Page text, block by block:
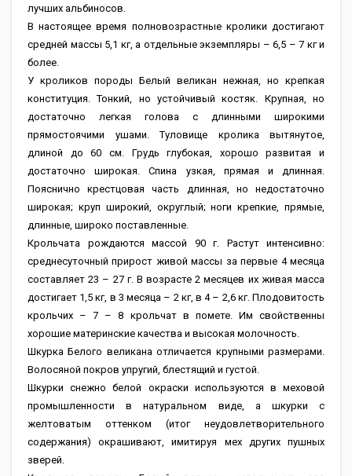
лучших альбиносов.
В настоящее время полновозрастные кролики достигают
средней массы 5,1 кг, а отдельные экземпляры – 6,5 – 7 кг и
более.
У кроликов породы Белый великан нежная, но крепкая
конституция. Тонкий, но устойчивый костяк. Крупная, но
достаточно легкая голова с длинными широкими
прямостоячими ушами. Туловище кролика вытянутое,
длиной до 60 см. Грудь глубокая, хорошо развитая и
достаточно широкая. Спина узкая, прямая и длинная.
Пояснично крестцовая часть длинная, но недостаточно
широкая; круп широкий, округлый; ноги крепкие, прямые,
длинные, широко поставленные.
Крольчата рождаются массой 90 г. Растут интенсивно:
среднесуточный прирост живой массы за первые 4 месяца
составляет 23 – 27 г. В возрасте 2 месяцев их живая масса
достигает 1,5 кг, в 3 месяца – 2 кг, в 4 – 2,6 кг. Плодовитость
крольчих – 7 – 8 крольчат в помете. Им свойственны
хорошие материнские качества и высокая молочность.
Шкурка Белого великана отличается крупными размерами.
Волосяной покров упругий, блестящий и густой.
Шкурки снежно белой окраски используются в меховой
промышленности в натуральном виде, а шкурки с
желтоватым оттенком (итог неудовлетворительного
содержания) окрашивают, имитируя мех других пушных
зверей.